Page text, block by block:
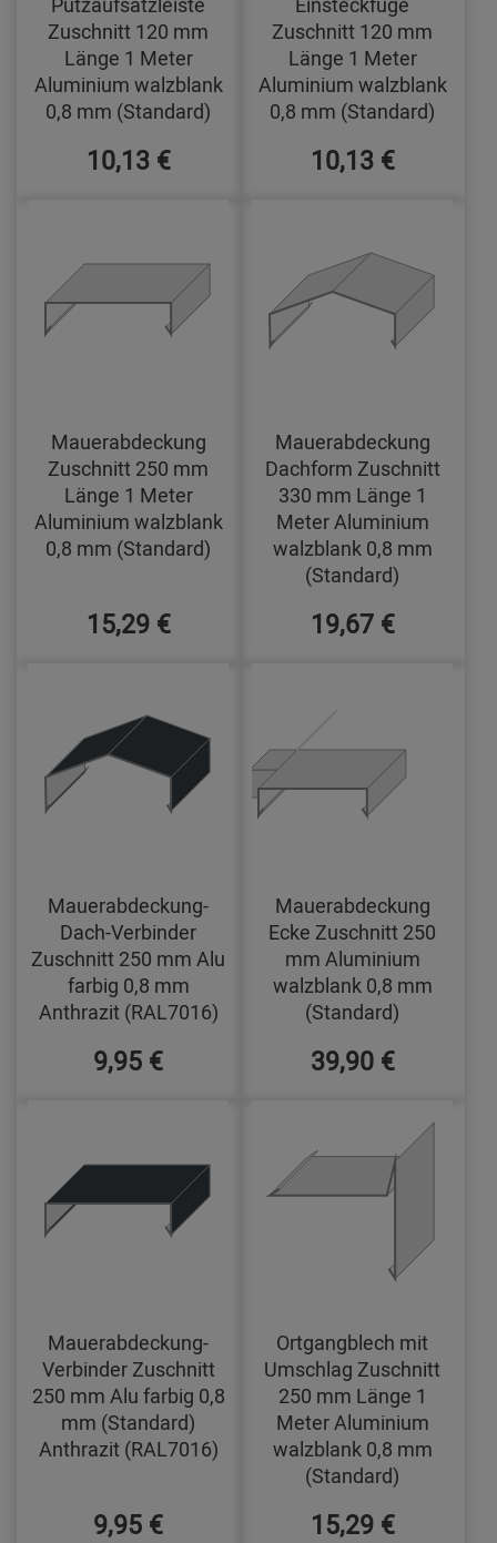
Zuschnitt 120 mm
Länge 1 Meter
Aluminium walzblank
0,8 mm (Standard)
10,13 €
Zuschnitt 120 mm
Länge 1 Meter
Aluminium walzblank
0,8 mm (Standard)
10,13 €
Mauerabdeckung
Zuschnitt 250 mm
Länge 1 Meter
Aluminium walzblank
0,8 mm (Standard)
15,29 €
Mauerabdeckung
Dachform Zuschnitt
330 mm Länge 1
Meter Aluminium
walzblank 0,8 mm
(Standard)
19,67 €
Mauerabdeckung-
Dach-Verbinder
Zuschnitt 250 mm Alu
farbig 0,8 mm
Anthrazit (RAL7016)
9,95 €
Mauerabdeckung
Ecke Zuschnitt 250
mm Aluminium
walzblank 0,8 mm
(Standard)
39,90 €
Mauerabdeckung-
Verbinder Zuschnitt
250 mm Alu farbig 0,8
mm (Standard)
Anthrazit (RAL7016)
9,95 €
Ortgangblech mit
Umschlag Zuschnitt
250 mm Länge 1
Meter Aluminium
walzblank 0,8 mm
(Standard)
15,29 €